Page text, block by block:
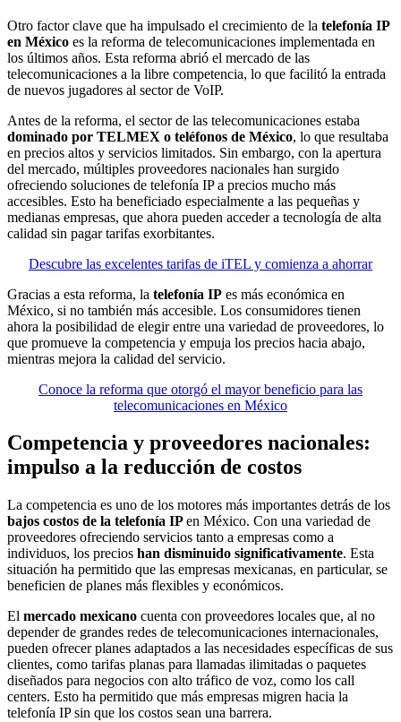
Otro factor clave que ha impulsado el crecimiento de la telefonía IP
en México es la reforma de telecomunicaciones implementada en
los últimos años. Esta reforma abrió el mercado de las
telecomunicaciones a la libre competencia, lo que facilitó la entrada
de nuevos jugadores al sector de VoIP.
Antes de la reforma, el sector de las telecomunicaciones estaba
dominado por TELMEX o teléfonos de México, lo que resultaba
en precios altos y servicios limitados. Sin embargo, con la apertura
del mercado, múltiples proveedores nacionales han surgido
ofreciendo soluciones de telefonía IP a precios mucho más
accesibles. Esto ha beneficiado especialmente a las pequeñas y
medianas empresas, que ahora pueden acceder a tecnología de alta
calidad sin pagar tarifas exorbitantes.
Descubre las excelentes tarifas de iTEL y comienza a ahorrar
Gracias a esta reforma, la telefonía IP es más económica en
México, si no también más accesible. Los consumidores tienen
ahora la posibilidad de elegir entre una variedad de proveedores, lo
que promueve la competencia y empuja los precios hacia abajo,
mientras mejora la calidad del servicio.
Conoce la reforma que otorgó el mayor beneficio para las
telecomunicaciones en México
Competencia y proveedores nacionales:
impulso a la reducción de costos
La competencia es uno de los motores más importantes detrás de los
bajos costos de la telefonía IPen México. Con una variedad de
proveedores ofreciendo servicios tanto a empresas como a
individuos, los precios han disminuido significativamente. Esta
situación ha permitido que las empresas mexicanas, en particular, se
beneficien de planes más flexibles y económicos.
El mercado mexicano cuenta con proveedores locales que, al no
depender de grandes redes de telecomunicaciones internacionales,
pueden ofrecer planes adaptados a las necesidades específicas de sus
clientes, como tarifas planas para llamadas ilimitadas o paquetes
diseñados para negocios con alto tráfico de voz, como los call
centers. Esto ha permitido que más empresas migren hacia la
telefonía IP sin que los costos sean una barrera.